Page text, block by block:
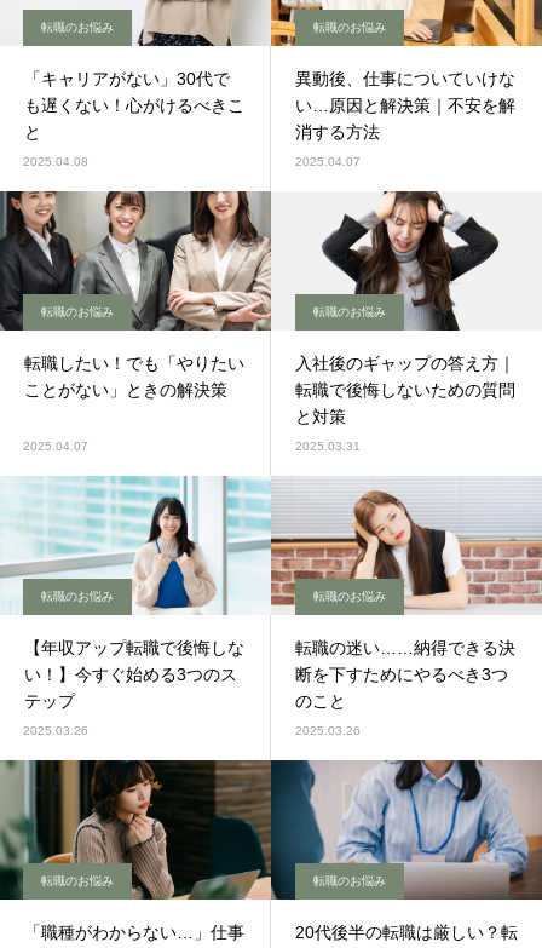
転職のお悩み
「キャリアがない」30代で
も遅くない！心がけるべきこ
と
2025.04.08
転職のお悩み
異動後、仕事についていけな
い…原因と解決策｜不安を解
消する方法
2025.04.07
転職のお悩み
転職したい！でも「やりたい
ことがない」ときの解決策
2025.04.07
転職のお悩み
入社後のギャップの答え方｜
転職で後悔しないための質問
と対策
2025.03.31
転職のお悩み
【年収アップ転職で後悔しな
い！】今すぐ始める3つのス
テップ
2025.03.26
転職のお悩み
転職の迷い……納得できる決
断を下すためにやるべき3つ
のこと
2025.03.26
転職のお悩み
「職種がわからない…」仕事
転職のお悩み
20代後半の転職は厳しい？転